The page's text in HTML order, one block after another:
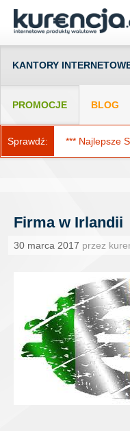
KANTORY
PROMOCJE BLOG
Sprawdź: *** Najlepsze
Firma w Irlandii
30 marca 2017 przez